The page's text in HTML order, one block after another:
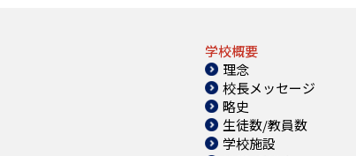
学校概要
理念
校長メッセージ
略史
生徒数/教員数
学校施設